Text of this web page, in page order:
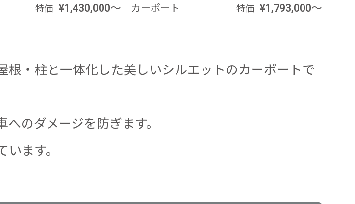
特価 ¥1,430,000～
カーポート
特価 ¥1,793,000～
・柱と一体化した美しいシルエットのカーポートで
のダメージを防ぎます。
ます。